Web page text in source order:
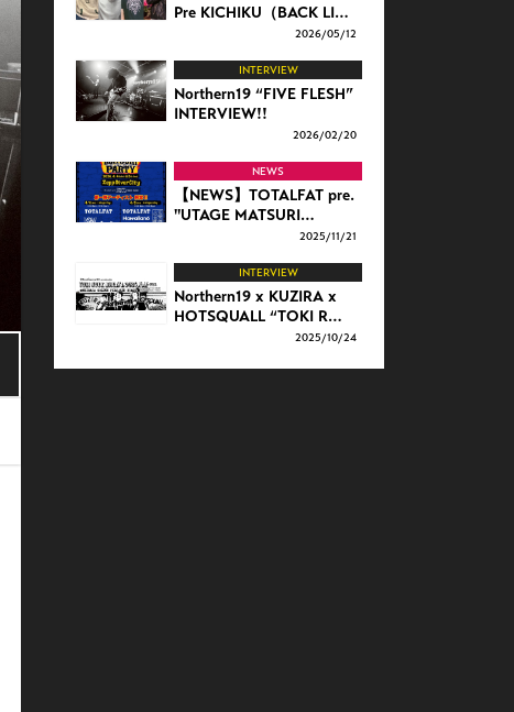
Pre KICHIKU（BACK LI…
2026/05/12
INTERVIEW
Northern19 “FIVE FLESH”
INTERVIEW!!
2026/02/20
NEWS
【NEWS】TOTALFAT pre.
"UTAGE MATSURI…
2025/11/21
INTERVIEW
Northern19 x KUZIRA x
HOTSQUALL “TOKI R…
2025/10/24